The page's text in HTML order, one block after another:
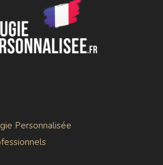
Personnalisée